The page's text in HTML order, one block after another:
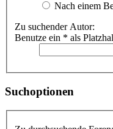
Nach einem
Zu suchender Autor:
Benutze ein * als
Suchoptionen